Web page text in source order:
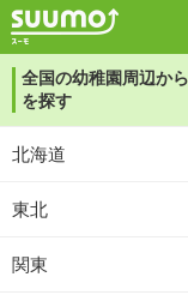
全国の幼稚園周辺か
を探す
北海道
東北
関東